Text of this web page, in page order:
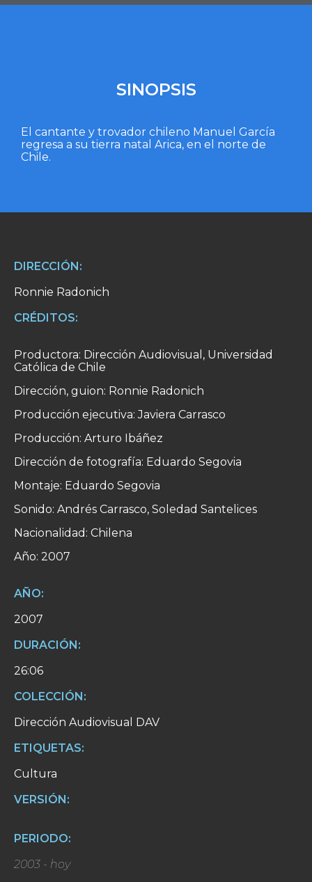
SINOPSIS
El cantante y trovador chileno Manuel García
regresa a su tierra natal Arica, en el norte de
Chile.
DIRECCIÓN:
Ronnie Radonich
CRÉDITOS:
Productora: Dirección Audiovisual, Universidad
Católica de Chile
Dirección, guion: Ronnie Radonich
Producción ejecutiva: Javiera Carrasco
Producción: Arturo Ibáñez
Dirección de fotografía: Eduardo Segovia
Montaje: Eduardo Segovia
Sonido: Andrés Carrasco, Soledad Santelices
Nacionalidad: Chilena
Año: 2007
AÑO:
2007
DURACIÓN:
26:06
COLECCIÓN:
Dirección Audiovisual DAV
ETIQUETAS:
Cultura
VERSIÓN:
PERIODO:
2003 - hoy